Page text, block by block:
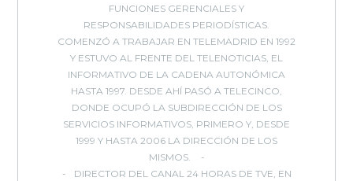
FUNCIONES GERENCIALES Y
RESPONSABILIDADES PERIODÍSTICAS.
COMENZÓ A TRABAJAR EN TELEMADRID EN 1992
Y ESTUVO AL FRENTE DEL TELENOTICIAS, EL
INFORMATIVO DE LA CADENA AUTONÓMICA
HASTA 1997. DESDE AHÍ PASÓ A TELECINCO,
DONDE OCUPÓ LA SUBDIRECCIÓN DE LOS
SERVICIOS INFORMATIVOS, PRIMERO Y, DESDE
1999 Y HASTA 2006 LA DIRECCIÓN DE LOS
MISMOS.
DIRECTOR DEL CANAL 24 HORAS DE TVE, EN